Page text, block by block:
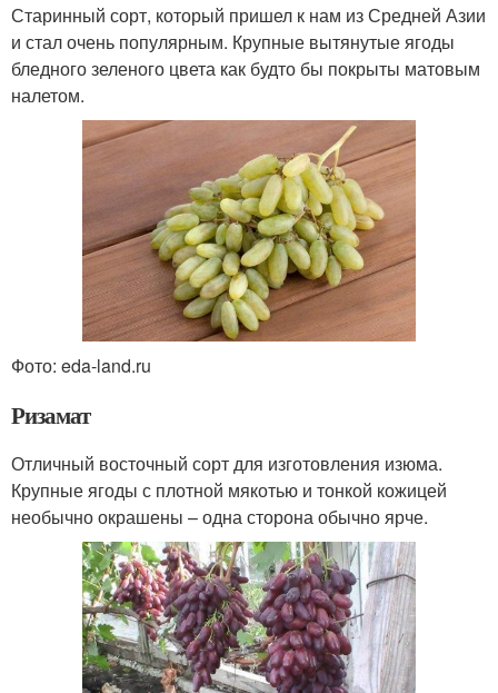
Старинный сорт, который пришел к нам из Средней Азии
и стал очень популярным. Крупные вытянутые ягоды
бледного зеленого цвета как будто бы покрыты матовым
налетом.
Фото: eda-land.ru
Ризамат
Отличный восточный сорт для изготовления изюма.
Крупные ягоды с плотной мякотью и тонкой кожицей
необычно окрашены – одна сторона обычно ярче.